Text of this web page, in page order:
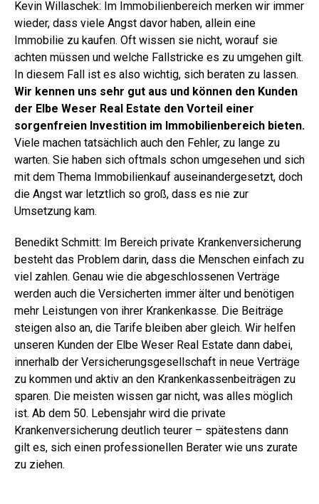
Kevin Willaschek: Im Immobilienbereich merken wir immer
wieder, dass viele Angst davor haben, allein eine
Immobilie zu kaufen. Oft wissen sie nicht, worauf sie
achten müssen und welche Fallstricke es zu umgehen gilt.
In diesem Fall ist es also wichtig, sich beraten zu lassen.
Wir kennen uns sehr gut aus und können den Kunden
der Elbe Weser Real Estate den Vorteil einer
sorgenfreien Investition im Immobilienbereich bieten.
Viele machen tatsächlich auch den Fehler, zu lange zu
warten. Sie haben sich oftmals schon umgesehen und sich
mit dem Thema Immobilienkauf auseinandergesetzt, doch
die Angst war letztlich so groß, dass es nie zur
Umsetzung kam.
Benedikt Schmitt: Im Bereich private Krankenversicherung
besteht das Problem darin, dass die Menschen einfach zu
viel zahlen. Genau wie die abgeschlossenen Verträge
werden auch die Versicherten immer älter und benötigen
mehr Leistungen von ihrer Krankenkasse. Die Beiträge
steigen also an, die Tarife bleiben aber gleich. Wir helfen
unseren Kunden der Elbe Weser Real Estate dann dabei,
innerhalb der Versicherungsgesellschaft in neue Verträge
zu kommen und aktiv an den Krankenkassenbeiträgen zu
sparen. Die meisten wissen gar nicht, was alles möglich
ist. Ab dem 50. Lebensjahr wird die private
Krankenversicherung deutlich teurer – spätestens dann
gilt es, sich einen professionellen Berater wie uns zurate
zu ziehen.